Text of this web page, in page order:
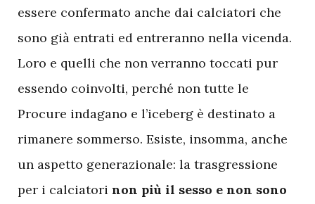
essere confermato anche dai calciatori che
sono già entrati ed entreranno nella vicenda.
Loro e quelli che non verranno toccati pur
essendo coinvolti, perché non tutte le
Procure indagano e l’iceberg è destinato a
rimanere sommerso. Esiste, insomma, anche
un aspetto generazionale: la trasgressione
per i calciatori non più il sesso e non sono